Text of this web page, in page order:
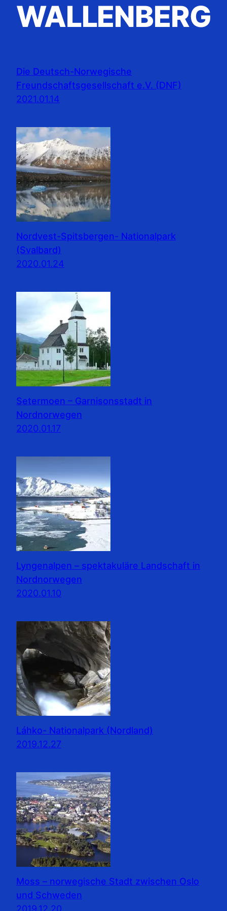
WALLENBERG
Die Deutsch-Norwegische
Freundschaftsgesellschaft e.V. (DNF)
2021.01.14
Nordvest-Spitsbergen- Nationalpark
(Svalbard)
2020.01.24
Setermoen – Garnisonsstadt in
Nordnorwegen
2020.01.17
Lyngenalpen – spektakuläre Landschaft in
Nordnorwegen
2020.01.10
Láhko- Nationalpark (Nordland)
2019.12.27
Moss – norwegische Stadt zwischen Oslo
und Schweden